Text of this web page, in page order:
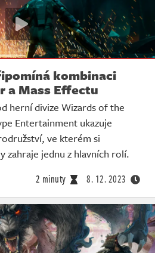
kombinaci
a Mass Effectu
herní divize Wizards of the
Entertainment ukazuje
ve kterém si
zahraje jednu z hlavních rolí.
2 minuty 8. 12. 2023